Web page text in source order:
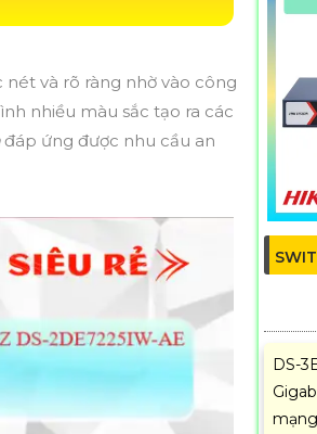
và rõ ràng nhờ vào công
nhiều màu sắc tạo ra các
đáp ứng được nhu cầu an
DS-